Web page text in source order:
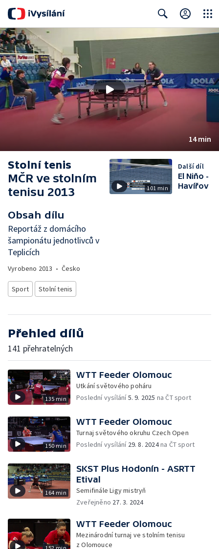
Close
14 min
Stolní tenis
MČR ve stolním
tenisu 2013
Obsah dílu
Reportáž z domácího
šampionátu jednotlivců v
Teplicích
Vyrobeno 2013 • Česko
Sport Stolní tenis
101 min
Další díl
El Niňo -
Havířov
Přehled dílů
141 přehratelných
135 min
WTT Feeder Olomouc
Utkání světového poháru
Poslední vysílání5. 9. 2025 na ČT sport
150 min
WTT Feeder Olomouc
Turnaj světového okruhu Czech Open
Poslední vysílání 29. 8. 2024na ČT sport
164 min
SKST Plus Hodonín - ASRTT
Etival
Semifinále Ligy mistryň
Zveřejněno 27. 3. 2024
WTT Feeder Olomouc
Mezinárodní turnaj ve stolním tenisu
z Olomouce